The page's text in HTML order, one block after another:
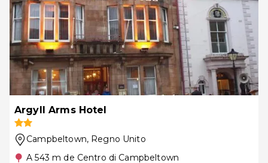
Argyll Arms Hotel
Campbeltown, Regno Unito
A 543 m de Centro di Campbeltown